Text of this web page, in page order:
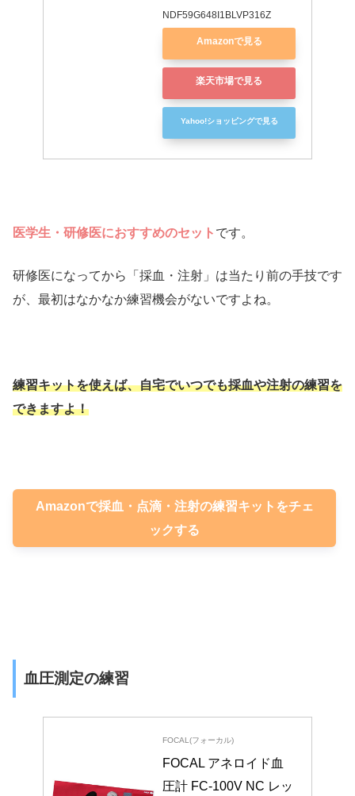
NDF59G648I1BLVP316Z
Amazonで見る
楽天市場で見る
Yahoo!ショッピングで見る
医学生・研修医におすすめのセット です。
研修医になってから「採血・注射」は当たり前の手技です
が、最初はなかなか練習機会がないですよね。
練習キットを使えば、自宅でいつでも採血や注射の練習を
できますよ！
Amazonで採血・点滴・注射の練習キットをチェ
ックする
血圧測定の練習
FOCAL(フォーカル)
FOCAL アネロイド血
圧計 FC-100V NC レッ